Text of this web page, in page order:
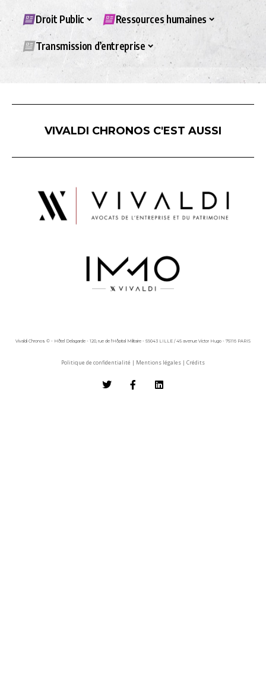
Droit Public Ressources humaines
Transmission d’entreprise
VIVALDI CHRONOS C'EST AUSSI
Vivaldi Chronos © - Hôtel Delagarde - 120, rue de l'Hôpital Militaire - 59043 LILLE / 45 avenue Victor Hugo - 75116 PARIS
Politique de confidentialité | Mentions légales | Crédits